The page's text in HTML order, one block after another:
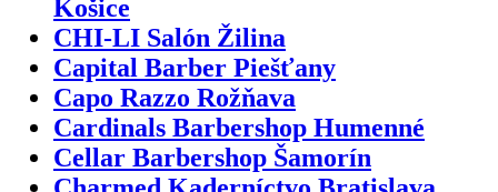
Košice
CHI-LI Salón Žilina
Capital Barber Piešťany
Capo Razzo Rožňava
Cardinals Barbershop Humenné
Cellar Barbershop Šamorín